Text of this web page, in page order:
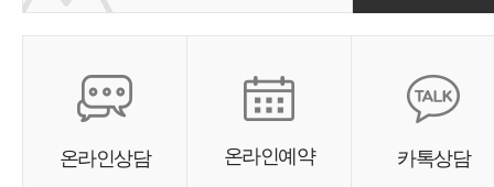
온라인상담 온라인예약 카톡상담